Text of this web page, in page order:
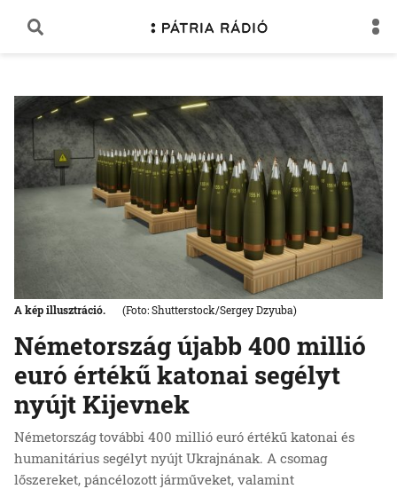
Németország újabb 400 millió
euró értékű katonai segélyt
nyújt Kijevnek
Németország további 400 millió euró értékű katonai és
humanitárius segélyt nyújt Ukrajnának. A csomag
lőszereket, páncélozott járműveket, valamint
A kép illusztráció. (Foto: Shutterstock/Sergey Dzyuba)